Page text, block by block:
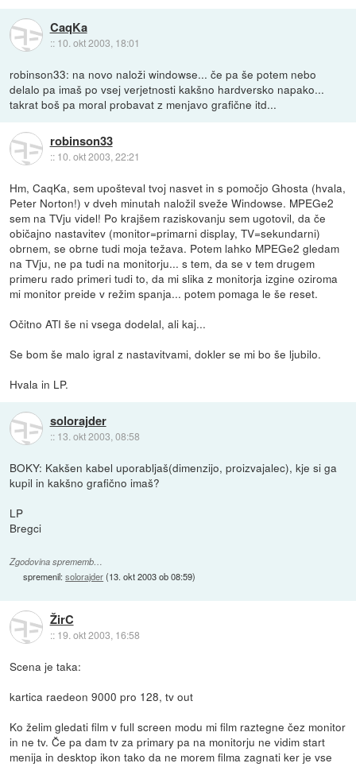
CaqKa
:: 10. okt 2003, 18:01
robinson33: na novo naloži windowse... če pa še potem nebo
delalo pa imaš po vsej verjetnosti kakšno hardversko napako...
takrat boš pa moral probavat z menjavo grafične itd...
robinson33
:: 10. okt 2003, 22:21
Hm, CaqKa, sem upošteval tvoj nasvet in s pomočjo Ghosta (hvala,
Peter Norton!) v dveh minutah naložil sveže Windowse. MPEGe2
sem na TVju videl! Po krajšem raziskovanju sem ugotovil, da če
običajno nastavitev (monitor=primarni display, TV=sekundarni)
obrnem, se obrne tudi moja težava. Potem lahko MPEGe2 gledam
na TVju, ne pa tudi na monitorju... s tem, da se v tem drugem
primeru rado primeri tudi to, da mi slika z monitorja izgine oziroma
mi monitor preide v režim spanja... potem pomaga le še reset.
Očitno ATI še ni vsega dodelal, ali kaj...
Se bom še malo igral z nastavitvami, dokler se mi bo še ljubilo.
Hvala in LP.
solorajder
:: 13. okt 2003, 08:58
BOKY: Kakšen kabel uporabljaš(dimenzijo, proizvajalec), kje si ga
kupil in kakšno grafično imaš?
LP
Bregci
Zgodovina sprememb…
spremenil:solorajder(13. okt 2003 ob 08:59)
ŽirC
:: 19. okt 2003, 16:58
Scena je taka:
kartica raedeon 9000 pro 128, tv out
Ko želim gledati film v full screen modu mi film raztegne čez monitor
in ne tv. Če pa dam tv za primary pa na monitorju ne vidim start
menija in desktop ikon tako da ne morem filma zagnati ker je vse